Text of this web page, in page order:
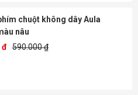
chuột không dây Aula
nâu
đ 590.000 ₫